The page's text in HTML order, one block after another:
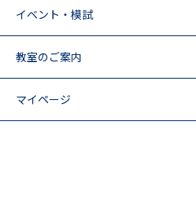
イベント・模試
教室のご案内
マイページ